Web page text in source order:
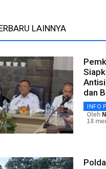
LAINNYA
dan
INFO
Oleh
18